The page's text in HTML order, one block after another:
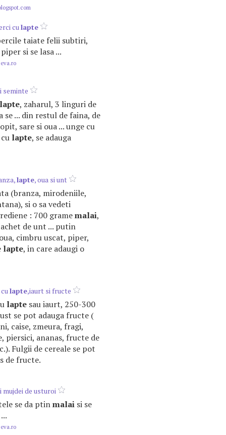
culapte
taiate felii subtiri,
si se lasa ...
seminte
lapte, zaharul, 3 linguri de
se ... din restul de faina, de
sare si oua ... unge cu
lapte, se adauga
lapte, oua si unt
(branza, mirodeniile,
si o sa vedeti
: 700 gramemalai,
de unt ... putin
cimbru uscat, piper,
lapte, in care adaugi o
lapte,iaurt si fructe
lapte sau iaurt, 250-300
se pot adauga fructe (
caise, zmeura, fragi,
piersici, ananas, fructe de
Fulgii de cereale se pot
de fructe.
mujdei de usturoi
se da ptinmalai si se